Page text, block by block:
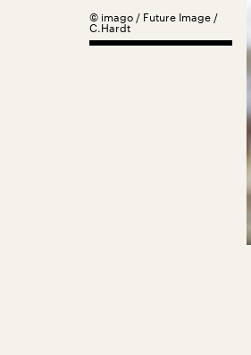
© imago / Future Image /
C.Hardt